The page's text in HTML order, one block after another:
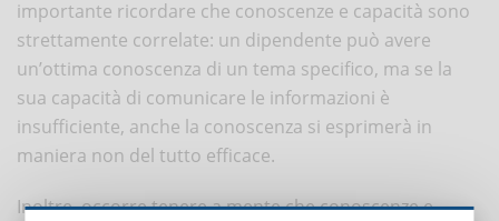
importante ricordare che conoscenze e capacità sono
strettamente correlate: un dipendente può avere
un’ottima conoscenza di un tema specifico, ma se la
sua capacità di comunicare le informazioni è
insufficiente, anche la conoscenza si esprimerà in
maniera non del tutto efficace.
Inoltre, occorre tenere a mente che conoscenze e